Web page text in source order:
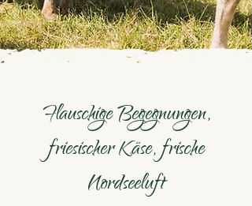
Flauschige Begegnungen,
friesischer Käse, frische
Nordseeluft